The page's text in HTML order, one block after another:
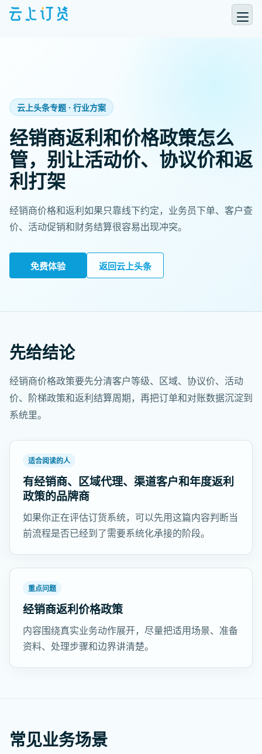
云上头条专题 · 行业方案
经销商返利和价格政策怎么
管，别让活动价、协议价和返
利打架
经销商价格和返利如果只靠线下约定，业务员下单、客户查
价、活动促销和财务结算很容易出现冲突。
免费体验 返回云上头条
先给结论
经销商价格政策要先分清客户等级、区域、协议价、活动
价、阶梯政策和返利结算周期，再把订单和对账数据沉淀到
系统里。
适合阅读的人
有经销商、区域代理、渠道客户和年度返利
政策的品牌商
如果你正在评估订货系统，可以先用这篇内容判断当
前流程是否已经到了需要系统化承接的阶段。
重点问题
经销商返利价格政策
内容围绕真实业务动作展开，尽量把适用场景、准备
资料、处理步骤和边界讲清楚。
常见业务场景